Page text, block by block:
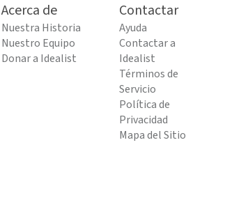
Acerca de
Nuestra Historia
Nuestro Equipo
Donar a Idealist
Contactar
Ayuda
Contactar a
Idealist
Términos de
Servicio
Política de
Privacidad
Mapa del Sitio